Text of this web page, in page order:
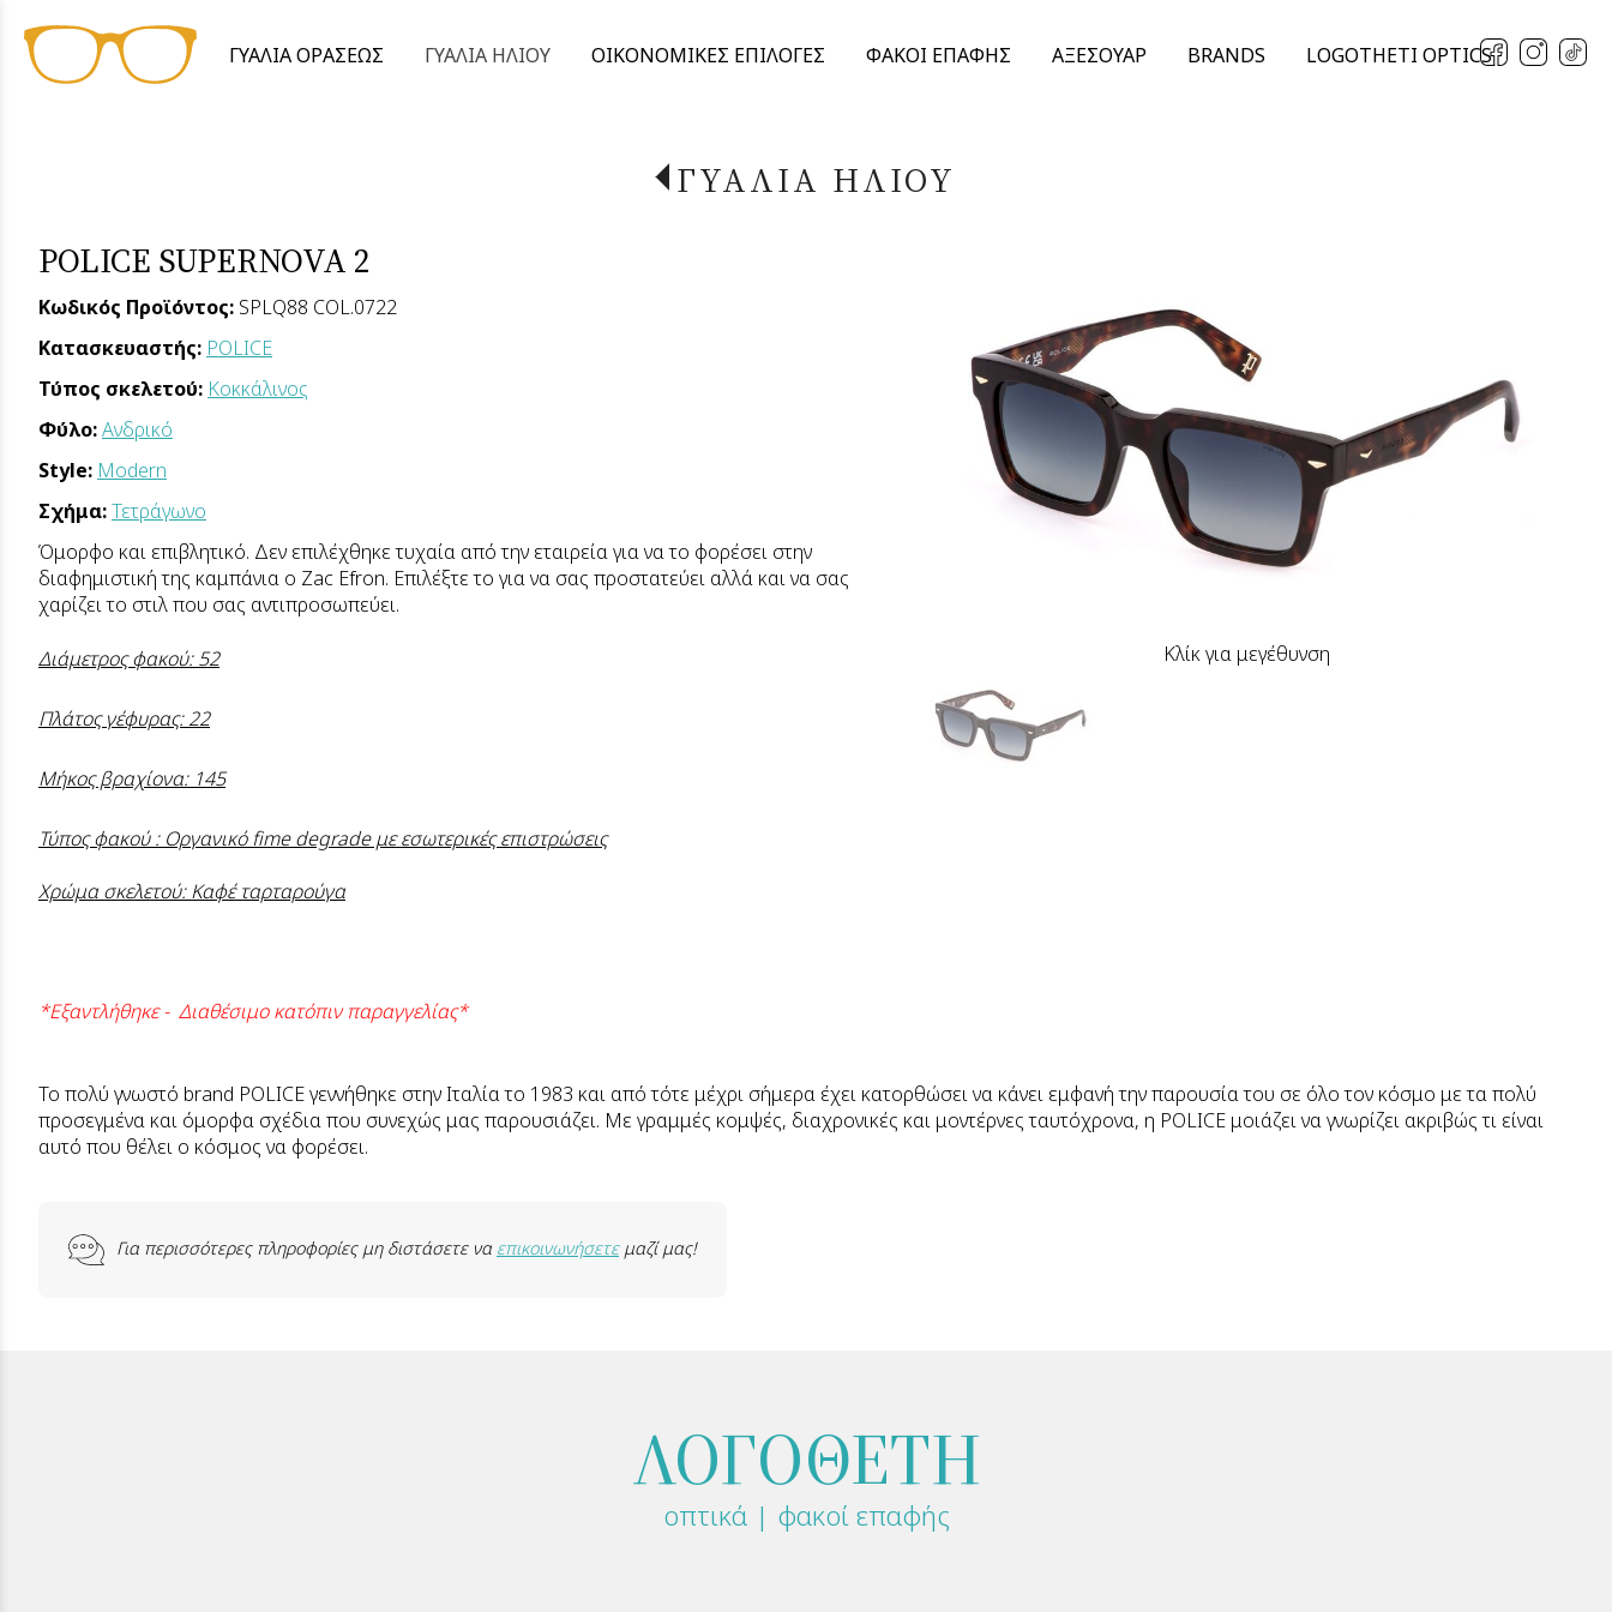
ΓΥΑΛΙΑ ΟΡΑΣΕΩΣ ΓΥΑΛΙΑ ΗΛΙΟΥ ΟΙΚΟΝΟΜΙΚΕΣ ΕΠΙΛΟΓΕΣ ΦΑΚΟΙ ΕΠΑΦΗΣ ΑΞΕΣΟΥΑΡ BRANDS LOGOTHETI OPTICS
ΓΥΑΛΙΑ ΗΛΙΟΥ
Κλίκ για μεγέθυνση
POLICE SUPERNOVA 2
Κωδικός Προϊόντος: SPLQ88 COL.0722
Κατασκευαστής: POLICE
Τύπος σκελετού: Κοκκάλινος
Φύλο:Ανδρικό
Style: Modern
Σχήμα:Τετράγωνο
Όμορφο και επιβλητικό. Δεν επιλέχθηκε τυχαία από την εταιρεία για να το φορέσει στην
διαφημιστική της καμπάνια ο Zac Efron. Επιλέξτε το για να σας προστατεύει αλλά και να σας
χαρίζει το στιλ που σας αντιπροσωπεύει.
Διάμετρος φακού: 52
Πλάτος γέφυρας: 22
Μήκος βραχίονα: 145
Τύπος φακού : Οργανικό fime degrade με εσωτερικές επιστρώσεις
Χρώμα σκελετού: Καφέ ταρταρούγα
*Εξαντλήθηκε - Διαθέσιμο κατόπιν παραγγελίας*
Το πολύ γνωστό brand POLICE γεννήθηκε στην Ιταλία το 1983 και από τότε μέχρι σήμερα έχει κατορθώσει να κάνει εμφανή την παρουσία του σε όλο τον κόσμο με τα πολύ
προσεγμένα και όμορφα σχέδια που συνεχώς μας παρουσιάζει. Με γραμμές κομψές, διαχρονικές και μοντέρνες ταυτόχρονα, η POLICE μοιάζει να γνωρίζει ακριβώς τι είναι
αυτό που θέλει ο κόσμος να φορέσει.
Για περισσότερες πληροφορίες μη διστάσετε να επικοινωνήσετεμαζί μας!
ΛΟΓΟΘΕΤΗ
οπτικά | φακοί επαφής